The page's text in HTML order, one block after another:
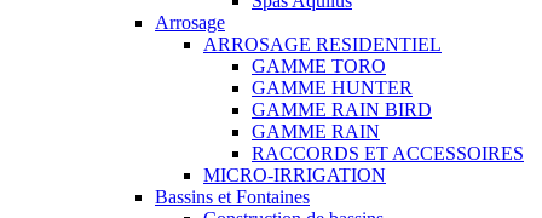
Arrosage
ARROSAGE RESIDENTIEL
GAMME TORO
GAMME HUNTER
GAMME RAIN BIRD
GAMME RAIN
RACCORDS ET ACCESSOIRES
MICRO-IRRIGATION
Bassins et Fontaines